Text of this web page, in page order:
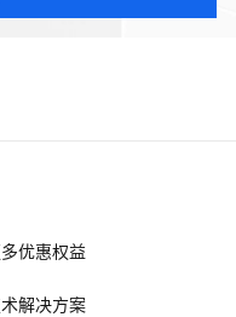
优惠权益
解决方案